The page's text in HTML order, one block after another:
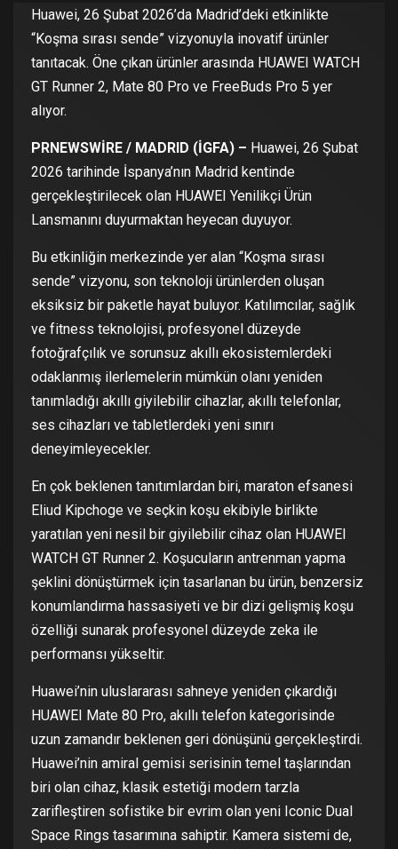
Huawei, 26 Şubat 2026’da Madrid’deki etkinlikte
“Koşma sırası sende” vizyonuyla inovatif ürünler
tanıtacak. Öne çıkan ürünler arasında HUAWEI WATCH
GT Runner 2, Mate 80 Pro ve FreeBuds Pro 5 yer
alıyor.
PRNEWSWİRE / MADRID (İGFA) – Huawei, 26 Şubat
2026 tarihinde İspanya’nın Madrid kentinde
gerçekleştirilecek olan HUAWEI Yenilikçi Ürün
Lansmanını duyurmaktan heyecan duyuyor.
Bu etkinliğin merkezinde yer alan “Koşma sırası
sende” vizyonu, son teknoloji ürünlerden oluşan
eksiksiz bir paketle hayat buluyor. Katılımcılar, sağlık
ve fitness teknolojisi, profesyonel düzeyde
fotoğrafçılık ve sorunsuz akıllı ekosistemlerdeki
odaklanmış ilerlemelerin mümkün olanı yeniden
tanımladığı akıllı giyilebilir cihazlar, akıllı telefonlar,
ses cihazları ve tabletlerdeki yeni sınırı
deneyimleyecekler.
En çok beklenen tanıtımlardan biri, maraton efsanesi
Eliud Kipchoge ve seçkin koşu ekibiyle birlikte
yaratılan yeni nesil bir giyilebilir cihaz olan HUAWEI
WATCH GT Runner 2. Koşucuların antrenman yapma
şeklini dönüştürmek için tasarlanan bu ürün, benzersiz
konumlandırma hassasiyeti ve bir dizi gelişmiş koşu
özelliği sunarak profesyonel düzeyde zeka ile
performansı yükseltir.
Huawei’nin uluslararası sahneye yeniden çıkardığı
HUAWEI Mate 80 Pro, akıllı telefon kategorisinde
uzun zamandır beklenen geri dönüşünü gerçekleştirdi.
Huawei’nin amiral gemisi serisinin temel taşlarından
biri olan cihaz, klasik estetiği modern tarzla
zarifleştiren sofistike bir evrim olan yeni Iconic Dual
Space Rings tasarımına sahiptir. Kamera sistemi de,